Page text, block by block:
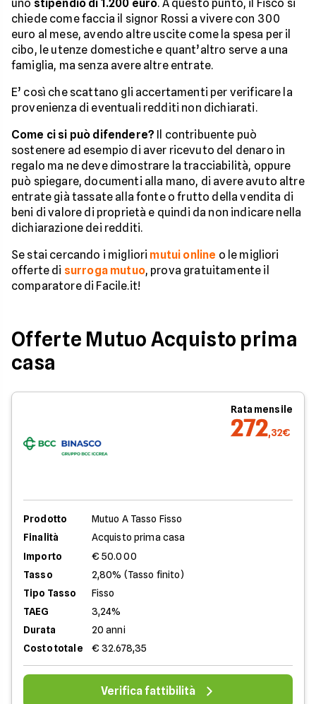
uno stipendio di 1.200 euro. A questo punto, il Fisco si
chiede come faccia il signor Rossi a vivere con 300
euro al mese, avendo altre uscite come la spesa per il
cibo, le utenze domestiche e quant’altro serve a una
famiglia, ma senza avere altre entrate.
E’ così che scattano gli accertamenti per verificare la
provenienza di eventuali redditi non dichiarati.
Come ci si può difendere? Il contribuente può
sostenere ad esempio di aver ricevuto del denaro in
regalo ma ne deve dimostrare la tracciabilità, oppure
può spiegare, documenti alla mano, di avere avuto altre
entrate già tassate alla fonte o frutto della vendita di
beni di valore di proprietà e quindi da non indicare nella
dichiarazione dei redditi.
Se stai cercando i migliori mutui online o le migliori
offerte di surroga mutuo, prova gratuitamente il
comparatore di Facile.it!
Offerte Mutuo Acquisto prima
casa
Rata mensile
272,32€
Prodotto
Mutuo A Tasso Fisso
Finalità
Acquisto prima casa
Importo
€ 50.000
Tasso
2,80% (Tasso finito)
Tipo Tasso
Fisso
TAEG
3,24%
Durata
20 anni
Costo totale
€ 32.678,35
Verifica fattibilità